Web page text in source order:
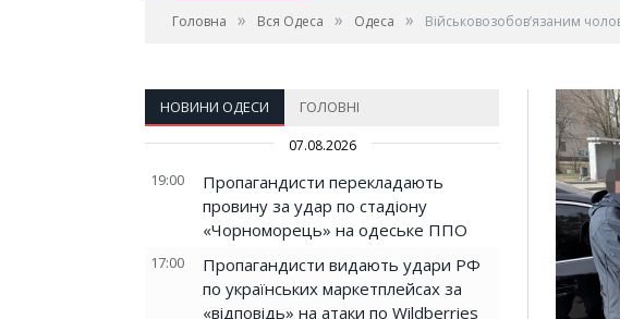
Головна » Вся Одеса » Одеса » Військовозобов’язаним
НОВИНИ ОДЕСИ ГОЛОВНІ
07.08.2026
19:00
Пропагандисти перекладають
провину за удар по стадіону
«Чорноморець» на одеське ППО
17:00
Пропагандисти видають удари РФ
по українських маркетплейсах за
«відповідь» на атаки по Wildberries